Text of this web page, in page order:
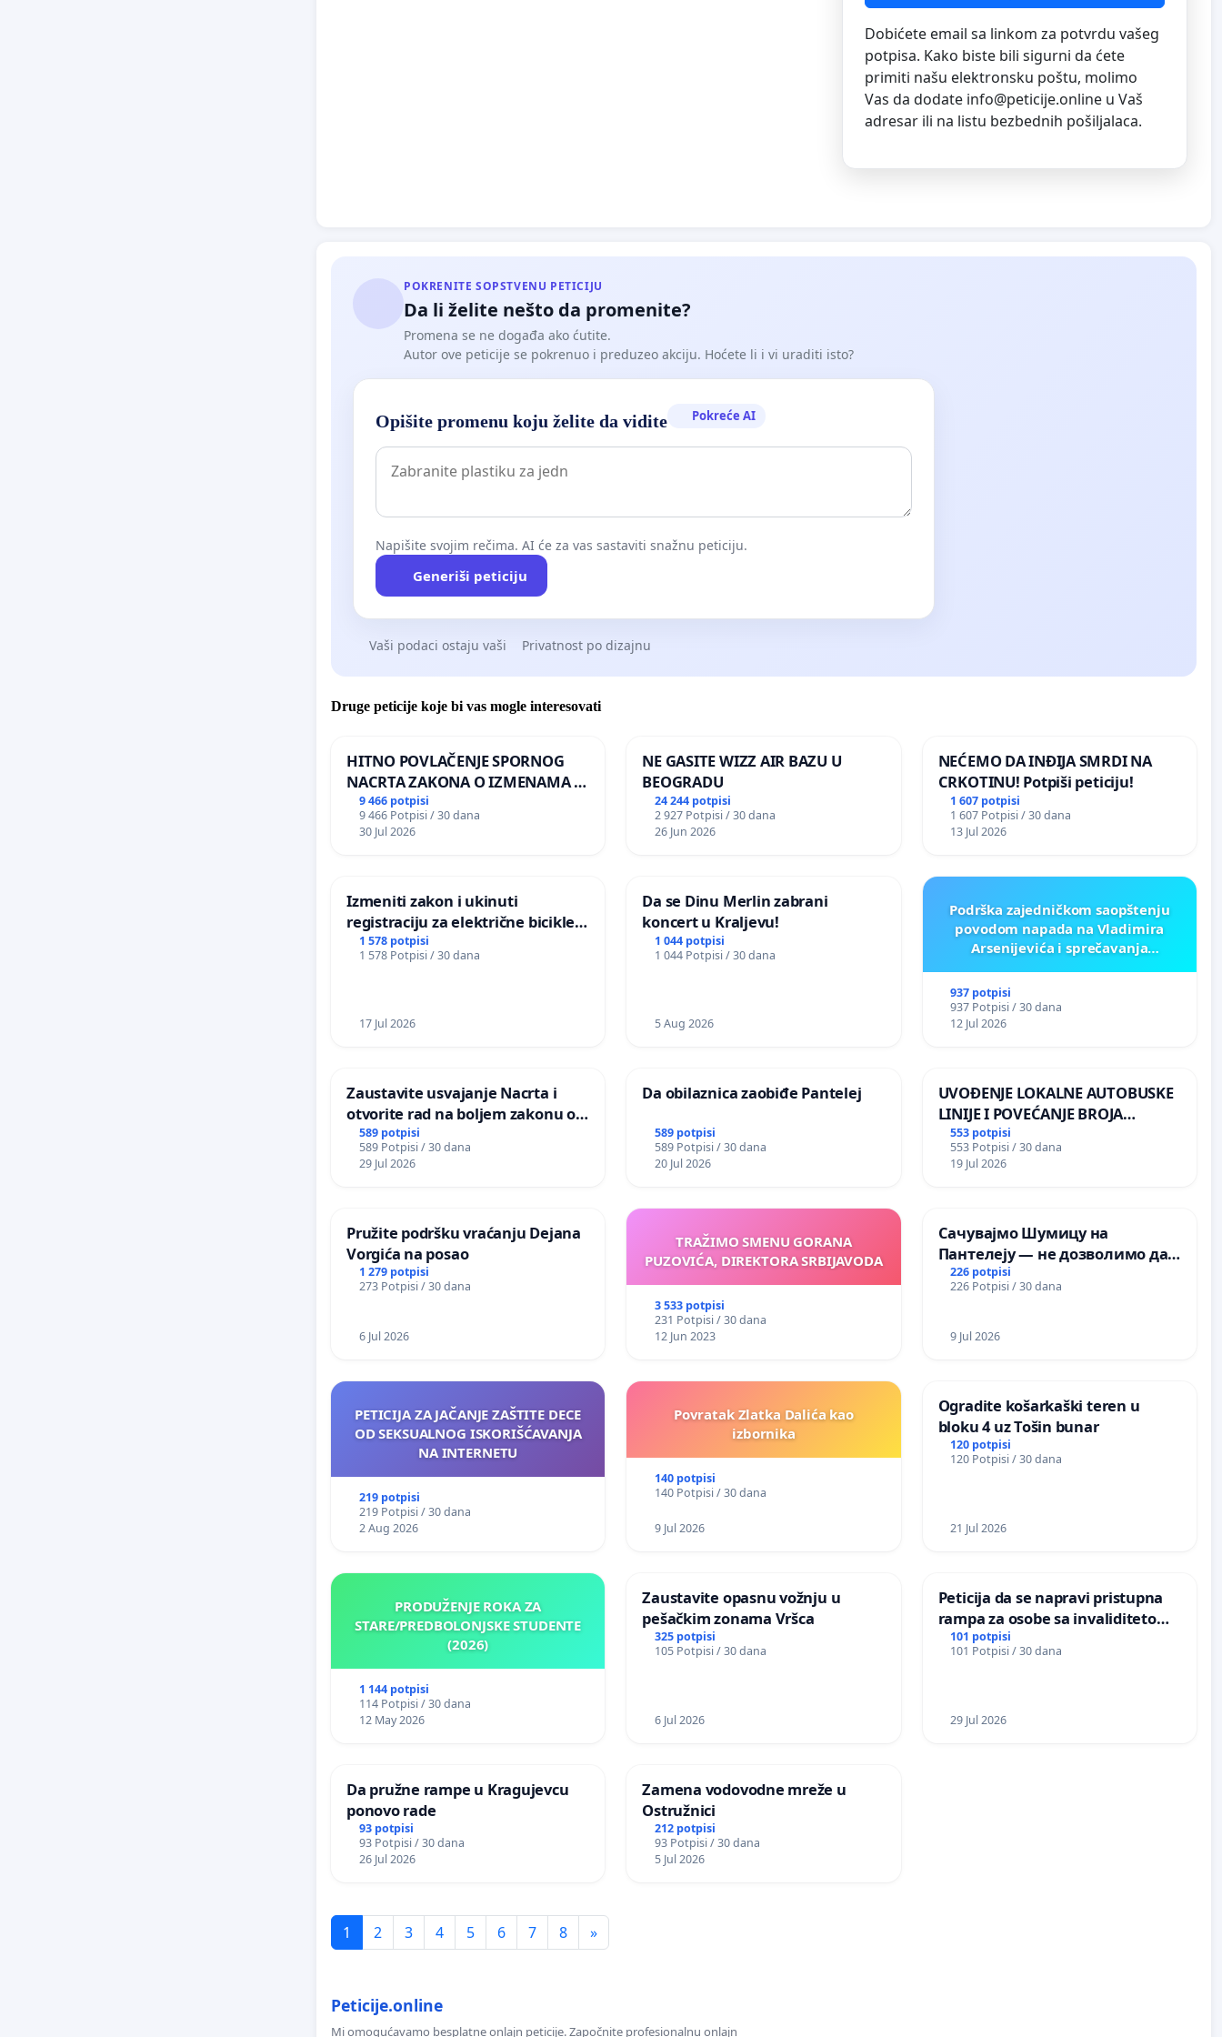
Dobićete email sa linkom za potvrdu vašeg
potpisa. Kako biste bili sigurni da ćete
primiti našu elektronsku poštu, molimo
Vas da dodate info@peticije.online u Vaš
adresar ili na listu bezbednih pošiljalaca.
POKRENITE SOPSTVENU PETICIJU
Da li želite nešto da promenite?
Promena se ne događa ako ćutite.
Autor ove peticije se pokrenuo i preduzeo akciju. Hoćete li i vi uraditi isto?
Opišite promenu koju želite da vidite Pokreće AI
Napišite svojim rečima. AI će za vas sastaviti snažnu peticiju.
Generiši peticiju
Vaši podaci ostaju vaši Privatnost po dizajnu
Druge peticije koje bi vas mogle interesovati
HITNO POVLAČENJE SPORNOG
NACRTA ZAKONA O IZMENAMA I
DOPUNAMA ZAKONA O
DOBROBITI ŽIVOTINJA
9 466 potpisi
9 466 Potpisi / 30 dana
30 Jul 2026
NE GASITE WIZZ AIR BAZU U
BEOGRADU
24 244 potpisi
2 927 Potpisi / 30 dana
26 Jun 2026
NEĆEMO DA INĐIJA SMRDI NA
CRKOTINU! Potpiši peticiju!
1 607 potpisi
1 607 Potpisi / 30 dana
13 Jul 2026
Izmeniti zakon i ukinuti
registraciju za električne bicikle i
skutere do 250W
1 578 potpisi
1 578 Potpisi / 30 dana
17 Jul 2026
Da se Dinu Merlin zabrani
koncert u Kraljevu!
1 044 potpisi
1 044 Potpisi / 30 dana
5 Aug 2026
Podrška zajedničkom saopštenju
povodom napada na Vladimira
Arsenijevića i sprečavanja
937 potpisi
937 Potpisi / 30 dana
12 Jul 2026
Zaustavite usvajanje Nacrta i
otvorite rad na boljem zakonu o
dobrobiti životinja
589 potpisi
589 Potpisi / 30 dana
29 Jul 2026
Da obilaznica zaobiđe Pantelej
589 potpisi
589 Potpisi / 30 dana
20 Jul 2026
UVOĐENJE LOKALNE AUTOBUSKE
LINIJE I POVEĆANJE BROJA
POLAZAKA BG VOZA ZA NASELJA
LEVE OBALE DUNAVA
553 potpisi
553 Potpisi / 30 dana
19 Jul 2026
Pružite podršku vraćanju Dejana
Vorgića na posao
1 279 potpisi
273 Potpisi / 30 dana
6 Jul 2026
TRAŽIMO SMENU GORANA
PUZOVIĆA, DIREKTORA SRBIJAVODA
3 533 potpisi
231 Potpisi / 30 dana
12 Jun 2023
Сачувајмо Шумицу на
Пантелеју — не дозволимо да
последња зелена површина у
Мавровској постане депонија
226 potpisi
226 Potpisi / 30 dana
9 Jul 2026
PETICIJA ZA JAČANJE ZAŠTITE DECE
OD SEKSUALNOG ISKORIŠĆAVANJA
NA INTERNETU
219 potpisi
219 Potpisi / 30 dana
2 Aug 2026
Povratak Zlatka Dalića kao
izbornika
140 potpisi
140 Potpisi / 30 dana
9 Jul 2026
Ogradite košarkaški teren u
bloku 4 uz Tošin bunar
120 potpisi
120 Potpisi / 30 dana
21 Jul 2026
PRODUŽENJE ROKA ZA
STARE/PREDBOLONJSKE STUDENTE
(2026)
1 144 potpisi
114 Potpisi / 30 dana
12 May 2026
Zaustavite opasnu vožnju u
pešačkim zonama Vršca
325 potpisi
105 Potpisi / 30 dana
6 Jul 2026
Peticija da se napravi pristupna
rampa za osobe sa invaliditetom
na nadvoznjaku u ulici Filip Kljajic
u Kragujevcu
101 potpisi
101 Potpisi / 30 dana
29 Jul 2026
Da pružne rampe u Kragujevcu
ponovo rade
93 potpisi
93 Potpisi / 30 dana
26 Jul 2026
Zamena vodovodne mreže u
Ostružnici
212 potpisi
93 Potpisi / 30 dana
5 Jul 2026
1 2 3 4 5 6 7 8 »
Peticije.online
Mi omogućavamo besplatne onlajn peticije. Započnite profesionalnu onlajn